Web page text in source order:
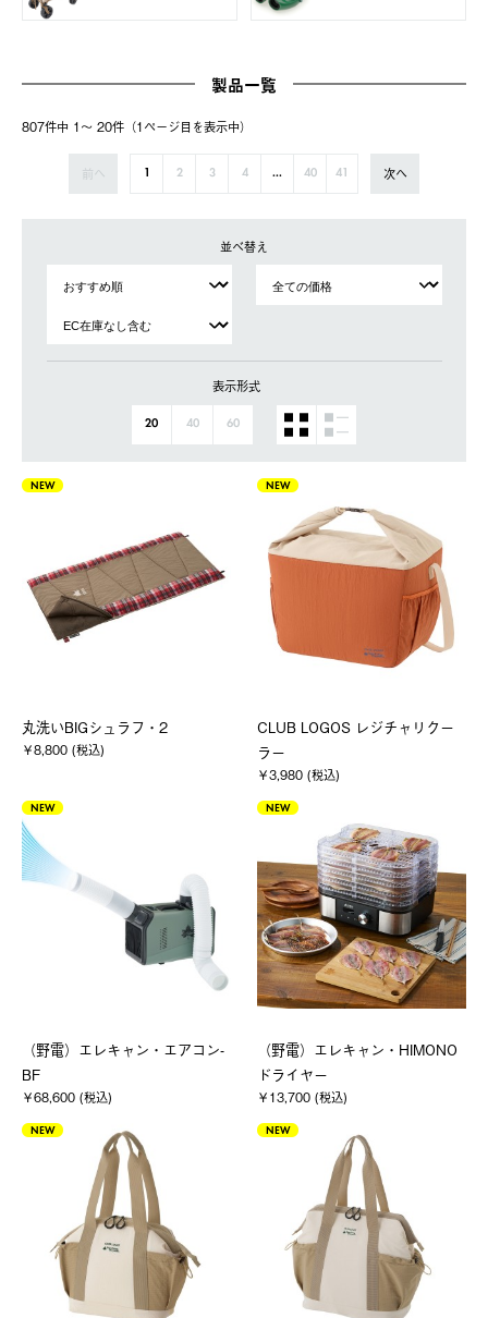
製品一覧
807件中 1〜 20件（1ページ⽬を表⽰中）
前へ 1 2 3 4 ... 40 41 次へ
並べ替え
表示形式
20 40 60
NEW
丸洗いBIGシュラフ・2
￥8,800 (税込)
NEW
CLUB LOGOS レジチャリクー
ラー
￥3,980 (税込)
NEW
（野電）エレキャン・エアコン-
BF
￥68,600 (税込)
NEW
（野電）エレキャン・HIMONO
ドライヤー
￥13,700 (税込)
NEW NEW